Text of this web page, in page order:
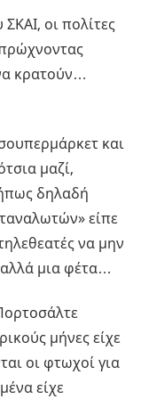
οι πολίτες
κρατούν…
και
μαζί,
δηλαδή
είπε
να μην
μια φέτα…
μήνες είχε
οι φτωχοί για
είχε